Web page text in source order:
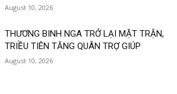
August 10, 2026
THƯƠNG BINH NGA TRỞ LẠI MẶT TRẬN,
TRIỀU TIÊN TĂNG QUÂN TRỢ GIÚP
August 10, 2026